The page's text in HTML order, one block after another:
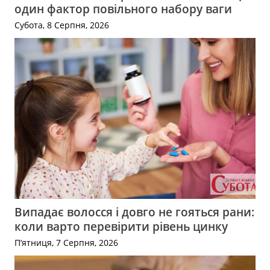
один фактор повільного набору ваги
Субота, 8 Серпня, 2026
Випадає волосся і довго не гояться рани:
коли варто перевірити рівень цинку
П’ятниця, 7 Серпня, 2026